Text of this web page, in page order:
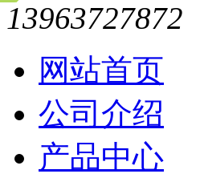
13963727872
网站首页
公司介绍
产品中心